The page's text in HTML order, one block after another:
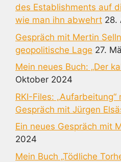
des Establishments auf
wie man ihn abwehrt 28.
Gespräch mit Mertin
geopolitische Lage 27.
Mein neues Buch: „Der
Oktober 2024
RKI-Files: „Aufarbeitung“
Gespräch mit Jürgen
Ein neues Gespräch mit
2024
Mein Buch „Tödliche